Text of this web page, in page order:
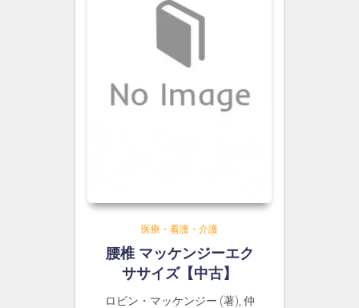
医療・看護・介護
腰椎 マッケンジーエク
ササイズ【中古】
ロビン・マッケンジー (著), 仲